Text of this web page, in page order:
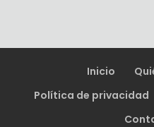
Inicio
Política de privacidad